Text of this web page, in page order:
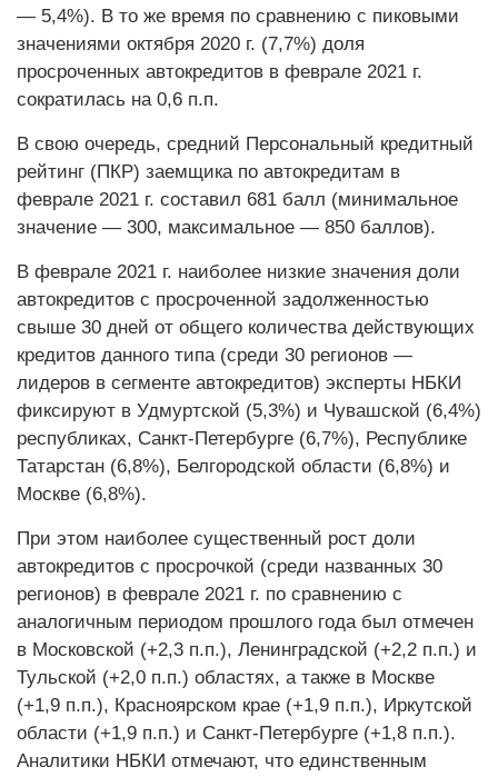
— 5,4%). В то же время по сравнению с пиковыми
значениями октября 2020 г. (7,7%) доля
просроченных автокредитов в феврале 2021 г.
сократилась на 0,6 п.п.
В свою очередь, средний Персональный кредитный
рейтинг (ПКР) заемщика по автокредитам в
феврале 2021 г. составил 681 балл (минимальное
значение — 300, максимальное — 850 баллов).
В феврале 2021 г. наиболее низкие значения доли
автокредитов с просроченной задолженностью
свыше 30 дней от общего количества действующих
кредитов данного типа (среди 30 регионов —
лидеров в сегменте автокредитов) эксперты НБКИ
фиксируют в Удмуртской (5,3%) и Чувашской (6,4%)
республиках, Санкт-Петербурге (6,7%), Республике
Татарстан (6,8%), Белгородской области (6,8%) и
Москве (6,8%).
При этом наиболее существенный рост доли
автокредитов с просрочкой (среди названных 30
регионов) в феврале 2021 г. по сравнению с
аналогичным периодом прошлого года был отмечен
в Московской (+2,3 п.п.), Ленинградской (+2,2 п.п.) и
Тульской (+2,0 п.п.) областях, а также в Москве
(+1,9 п.п.), Красноярском крае (+1,9 п.п.), Иркутской
области (+1,9 п.п.) и Санкт-Петербурге (+1,8 п.п.).
Аналитики НБКИ отмечают, что единственным